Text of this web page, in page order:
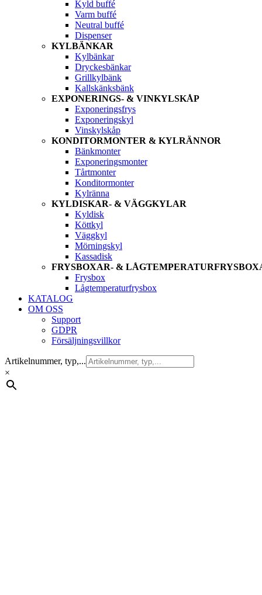
Kyld buffé
Varm buffé
Neutral buffé
Dispenser
KYLBÄNKAR
Kylbänkar
Dryckesbänkar
Grillkylbänk
Kallskänksbänk
EXPONERINGS- & VINKYLSKÅP
Exponeringsfrys
Exponeringskyl
Vinskylskåp
KONDITORMONTER & KYLRÄNNOR
Bänkmonter
Exponeringsmonter
Tårtmonter
Konditormonter
Kylränna
KYLDISKAR- & VÄGGKYLAR
Kyldisk
Köttkyl
Väggkyl
Mörningskyl
Kassadisk
FRYSBOXAR- &
Frysbox
Lågtemperaturfrysbox
KATALOG
OM OSS
Support
GDPR
Försäljningsvillkor
Artikelnummer, typ,...
×